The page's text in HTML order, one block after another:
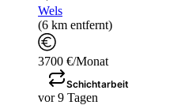
Wels
(6 km entfernt)
3700 €/Monat
Schichtarbeit
vor 9 Tagen